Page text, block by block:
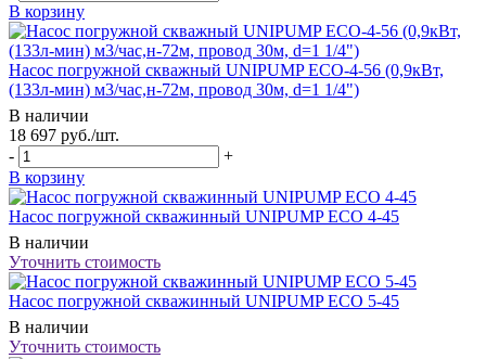
В корзину
Насос погружной скважный UNIPUMP ECO-4-56 (0,9кВт,
(133л-мин) м3/час,н-72м, провод 30м, d=1 1/4")
В наличии
18 697 руб./шт.
-
+
В корзину
Насос погружной скважинный UNIPUMP ECO 4-45
В наличии
Уточнить стоимость
Насос погружной скважинный UNIPUMP ECO 5-45
В наличии
Уточнить стоимость